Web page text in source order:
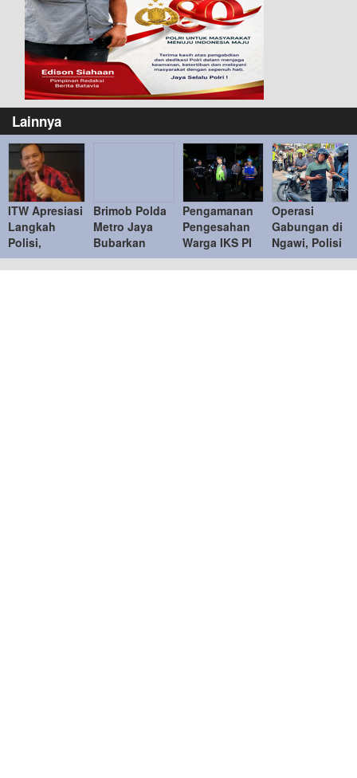
Lainnya
ITW Apresiasi
Langkah
Polisi,
Ingatkan
Penindakan
Brimob Polda
Metro Jaya
Bubarkan
Balap Liar,
Tujuh Motor
Pengamanan
Pengesahan
Warga IKS PI
Kera Sakti
Tertib,
Operasi
Gabungan di
Ngawi, Polisi
Tindak
Puluhan